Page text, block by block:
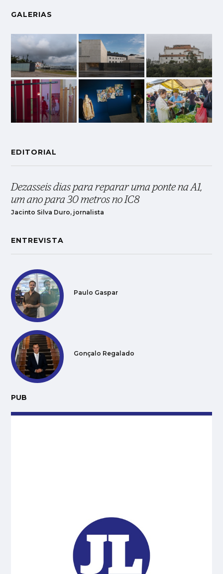
GALERIAS
EDITORIAL
Dezasseis dias para reparar uma ponte na A1,
um ano para 30 metros no IC8
Jacinto Silva Duro, jornalista
ENTREVISTA
Paulo Gaspar
Gonçalo Regalado
PUB